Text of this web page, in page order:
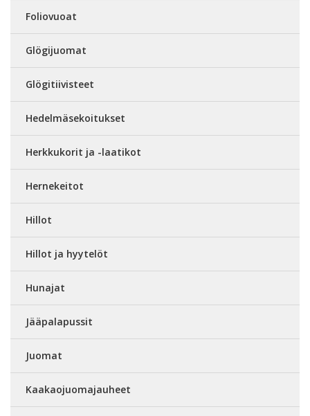
Foliovuoat
Glögijuomat
Glögitiivisteet
Hedelmäsekoitukset
Herkkukorit ja -laatikot
Hernekeitot
Hillot
Hillot ja hyytelöt
Hunajat
Jääpalapussit
Juomat
Kaakaojuomajauheet